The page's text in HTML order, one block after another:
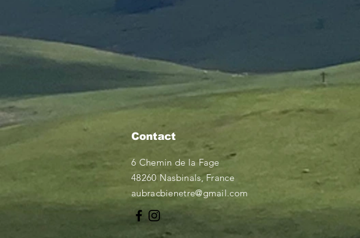
Contact
6 Chemin de la Fage
48260 Nasbinals, France
aubracbienetre@gmail.com